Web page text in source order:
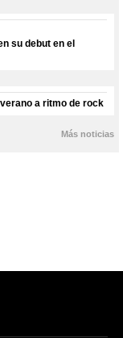
su debut en el
a ritmo de rock
Más noticias